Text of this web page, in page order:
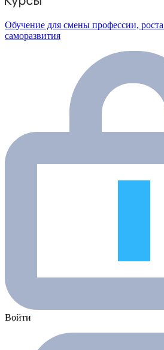
Обучение для смены профессии, роста
саморазвития
Войти